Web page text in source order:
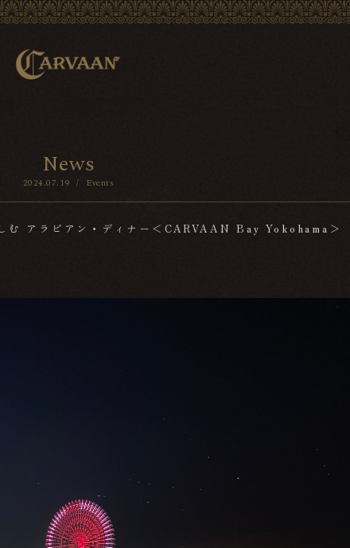
News
2024.07.19 / Events
む アラビアン・ディナー＜CARVAAN Bay Yokohama＞